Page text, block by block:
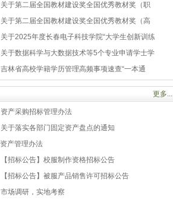
关于第二届全国教材建设奖全国优秀教材奖（职
关于第二届全国教材建设奖全国优秀教材奖（高
关于2025年度长春电子科技学院“大学生创新训练
关于数据科学与大数据技术等5个专业申请学士学
吉林省高校学籍学历管理高频事项速查“一本通
更多...
资产采购招标管理办法
关于落实各部门固定资产盘点的通知
资产管理办法
【招标公告】校服制作资格招标公告
【招标公告】被服产品销售许可招标公告
市场调研，实地考察